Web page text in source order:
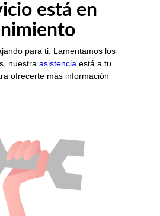
está en
para ti. Lamentamos los
nuestra asistencia está a tu
ofrecerte más información